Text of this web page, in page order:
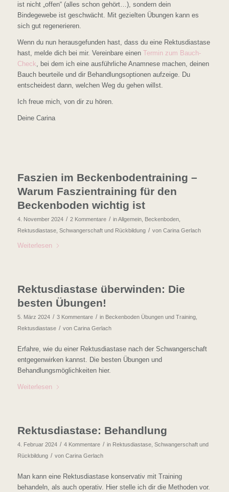
ist nicht „offen“ (alles schon gehört…), sondern dein
Bindegewebe ist geschwächt. Mit gezielten Übungen kann es
sich gut regenerieren.
Wenn du nun herausgefunden hast, dass du eine Rektusdiastase
hast, melde dich bei mir. Vereinbare einen Termin zum Bauch-
Check, bei dem ich eine ausführliche Anamnese machen, deinen
Bauch beurteile und dir Behandlungsoptionen aufzeige. Du
entscheidest dann, welchen Weg du gehen willst.
Ich freue mich, von dir zu hören.
Deine Carina
Faszien im Beckenbodentraining –
Warum Faszientraining für den
Beckenboden wichtig ist
4. November 2024 / 2 Kommentare / inAllgemein, Beckenboden,
Rektusdiastase, Schwangerschaft und Rückbildung / von Carina Gerlach
Weiterlesen
Rektusdiastase überwinden: Die
besten Übungen!
5. März 2024 / 3 Kommentare / in Beckenboden Übungen und Training,
Rektusdiastase / von Carina Gerlach
Erfahre, wie du einer Rektusdiastase nach der Schwangerschaft
entgegenwirken kannst. Die besten Übungen und
Behandlungsmöglichkeiten hier.
Weiterlesen
Rektusdiastase: Behandlung
4. Februar 2024 / 4 Kommentare / in Rektusdiastase, Schwangerschaft und
Rückbildung / von Carina Gerlach
Man kann eine Rektusdiastase konservativ mit Training
behandeln, als auch operativ. Hier stelle ich dir die Methoden vor.